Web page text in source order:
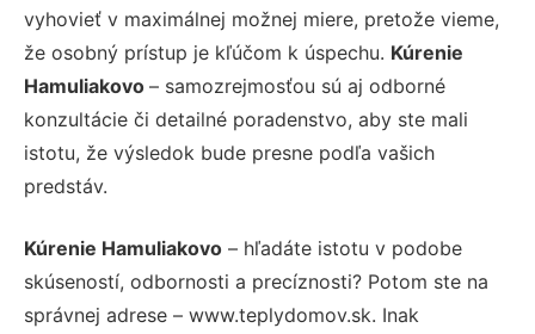
vyhovieť v maximálnej možnej miere, pretože vieme,
že osobný prístup je kľúčom k úspechu. Kúrenie
Hamuliakovo – samozrejmosťou sú aj odborné
konzultácie či detailné poradenstvo, aby ste mali
istotu, že výsledok bude presne podľa vašich
predstáv.
Kúrenie Hamuliakovo – hľadáte istotu v podobe
skúseností, odbornosti a precíznosti? Potom ste na
správnej adrese – www.teplydomov.sk. Inak